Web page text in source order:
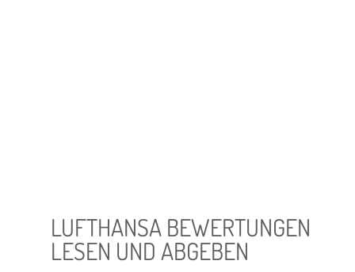
LUFTHANSA BEWERTUNGEN
LESEN UND ABGEBEN